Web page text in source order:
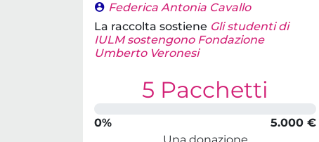
Federica Antonia Cavallo
La raccolta sostiene Gli studenti di
IULM sostengono Fondazione
Umberto Veronesi
5 Pacchetti
0%
5.000 €